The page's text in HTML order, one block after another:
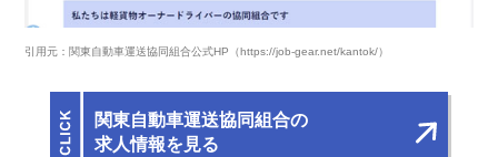
引用元：関東自動車運送協同組合公式HP（https://job-gear.net/kantok/）
関東自動車運送協同組合の
求人情報を見る